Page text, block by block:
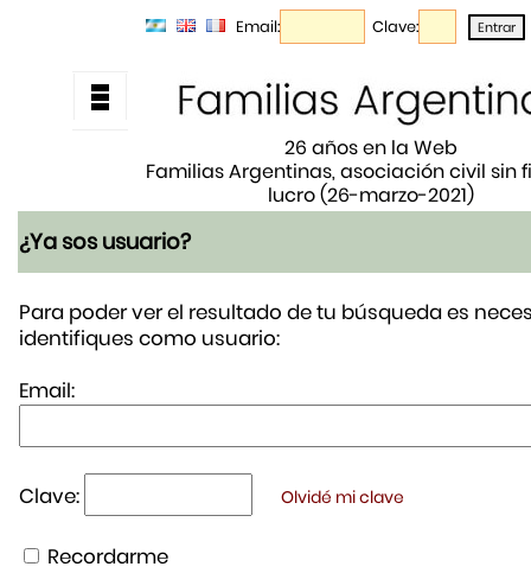
Email: Clave:
26 años en la Web
Familias Argentinas, asociación civil sin
lucro (26-marzo-2021)
¿Ya sos usuario?
Para poder ver el resultado de tu búsqueda es
identifiques como usuario:
Email:
Clave: Olvidé mi clave
Recordarme